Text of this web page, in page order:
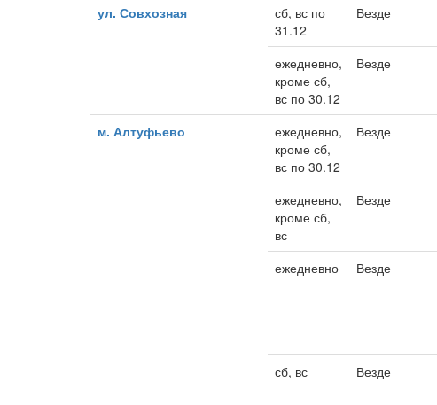
ул. Совхозная
сб, вс по
31.12
Везде
ежедневно,
кроме сб,
вс по 30.12
Везде
м. Алтуфьево
ежедневно,
кроме сб,
вс по 30.12
Везде
ежедневно,
кроме сб,
вс
Везде
ежедневно
Везде
сб, вс
Везде